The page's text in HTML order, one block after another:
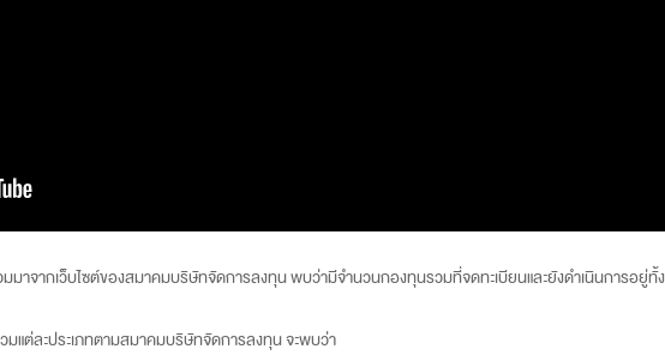
าจากเว็บไซต์ของสมาคมบริษัทจัดการลงทุน พบว่ามีจำนวนกองทุนรวมที่จดทะเบียนและยังดำเนินการอยู่
แต่ละประเภทตามสมาคมบริษัทจัดการลงทุน จะพบว่า